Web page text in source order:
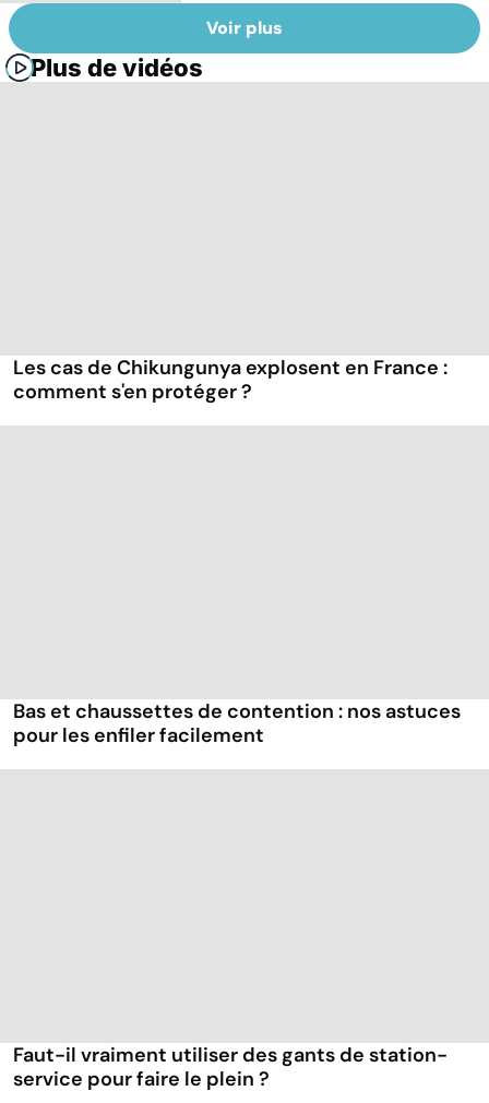
Voir plus
Plus de vidéos
Les cas de Chikungunya explosent en France :
comment s'en protéger ?
Bas et chaussettes de contention : nos astuces
pour les enfiler facilement
Faut-il vraiment utiliser des gants de station-
service pour faire le plein ?